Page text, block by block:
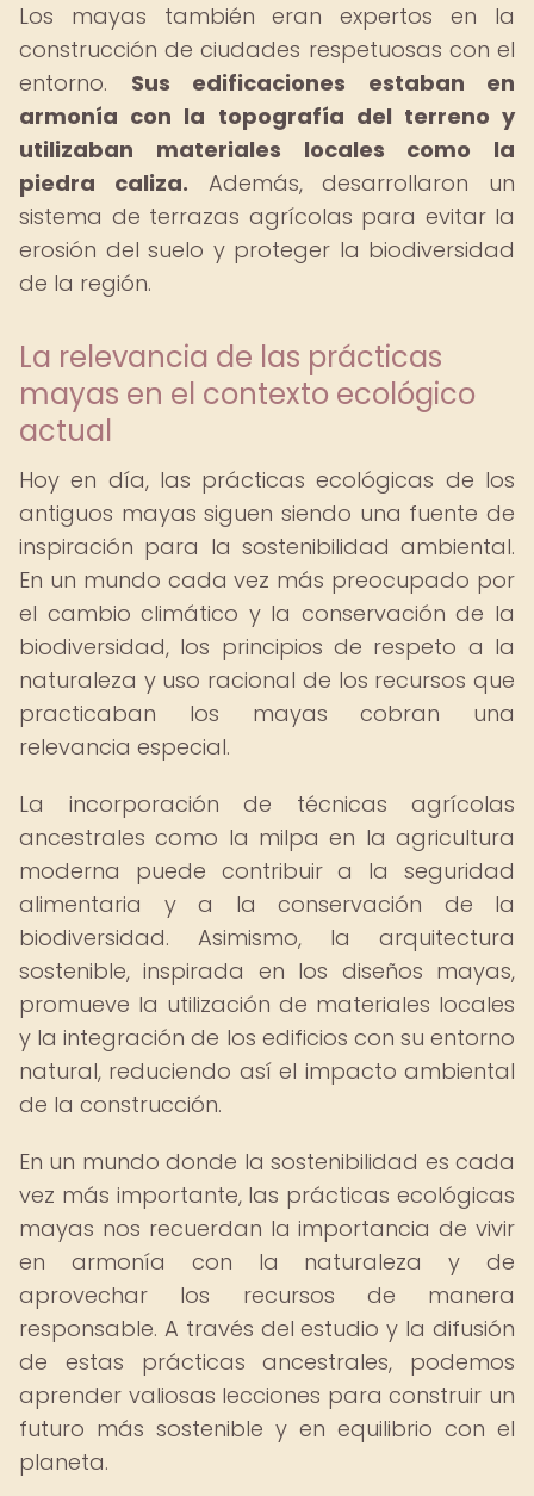
Los mayas también eran expertos en la
construcción de ciudades respetuosas con el
entorno. Sus edificaciones estaban en
armonía con la topografía del terreno y
utilizaban materiales locales como la
piedra caliza. Además, desarrollaron un
sistema de terrazas agrícolas para evitar la
erosión del suelo y proteger la biodiversidad
de la región.
La relevancia de las prácticas
mayas en el contexto ecológico
actual
Hoy en día, las prácticas ecológicas de los
antiguos mayas siguen siendo una fuente de
inspiración para la sostenibilidad ambiental.
En un mundo cada vez más preocupado por
el cambio climático y la conservación de la
biodiversidad, los principios de respeto a la
naturaleza y uso racional de los recursos que
practicaban los mayas cobran una
relevancia especial.
La incorporación de técnicas agrícolas
ancestrales como la milpa en la agricultura
moderna puede contribuir a la seguridad
alimentaria y a la conservación de la
biodiversidad. Asimismo, la arquitectura
sostenible, inspirada en los diseños mayas,
promueve la utilización de materiales locales
y la integración de los edificios con su entorno
natural, reduciendo así el impacto ambiental
de la construcción.
En un mundo donde la sostenibilidad es cada
vez más importante, las prácticas ecológicas
mayas nos recuerdan la importancia de vivir
en armonía con la naturaleza y de
aprovechar los recursos de manera
responsable. A través del estudio y la difusión
de estas prácticas ancestrales, podemos
aprender valiosas lecciones para construir un
futuro más sostenible y en equilibrio con el
planeta.